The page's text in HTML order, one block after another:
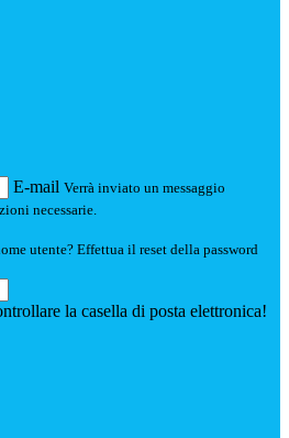
E-mail Verrà inviato un messaggio
necessarie.
utente? Effettua il reset della password
la casella di posta elettronica!